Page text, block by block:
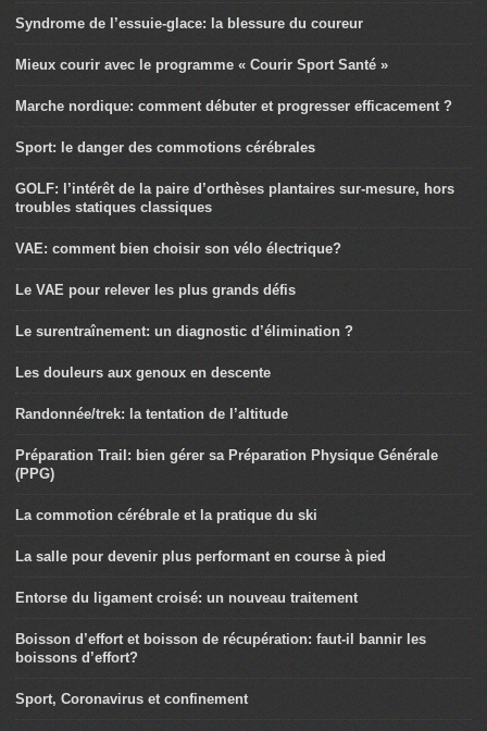
Syndrome de l’essuie-glace: la blessure du coureur
Mieux courir avec le programme « Courir Sport Santé »
Marche nordique: comment débuter et progresser efficacement ?
Sport: le danger des commotions cérébrales
GOLF: l’intérêt de la paire d’orthèses plantaires sur-mesure, hors
troubles statiques classiques
VAE: comment bien choisir son vélo électrique?
Le VAE pour relever les plus grands défis
Le surentraînement: un diagnostic d’élimination ?
Les douleurs aux genoux en descente
Randonnée/trek: la tentation de l’altitude
Préparation Trail: bien gérer sa Préparation Physique Générale
(PPG)
La commotion cérébrale et la pratique du ski
La salle pour devenir plus performant en course à pied
Entorse du ligament croisé: un nouveau traitement
Boisson d’effort et boisson de récupération: faut-il bannir les
boissons d’effort?
Sport, Coronavirus et confinement